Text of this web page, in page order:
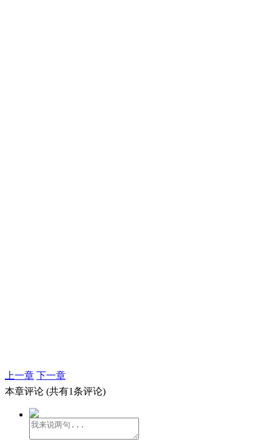
上一章 下一章
本章评论 (共有1条评论)